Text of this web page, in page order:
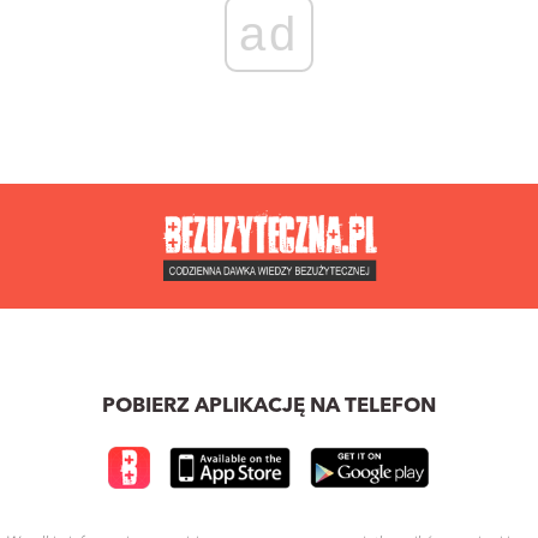
ad
POBIERZ APLIKACJĘ NA TELEFON